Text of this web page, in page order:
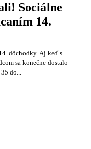
Sociálne
14.
dôchodky. Aj keď s
sa konečne dostalo
do...